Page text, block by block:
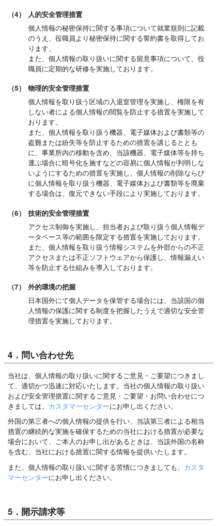
（4）
人的安全管理措置
個人情報の秘密保持に関する事項について就業規則に記載
のうえ、役職員より秘密保持に関する誓約書を取得してお
ります。
また、個人情報の取り扱いに関する留意事項について、役
職員に定期的な研修を実施しております。
（5）
物理的安全管理措置
個人情報を取り扱う区域の入退室管理を実施し、権限を有
しない者による個人情報の閲覧を防止する措置を実施して
おります。
また、個人情報を取り扱う機器、電子媒体および書類等の
盗難または紛失等を防止するための措置を講じるととも
に、事業所内の移動を含め、当該機器、電子媒体等を持ち
運ぶ場合に暗号化を施すなどの容易に個人情報が判明しな
いようにするための措置を実施し、個人情報の削除ならび
に個人情報を取り扱う機器、電子媒体および書類等を廃棄
する場合は、復元できない手段により実施しております。
（6）
技術的安全管理措置
アクセス制御を実施し、担当者および取り扱う個人情報デ
ータベース等の範囲を限定する措置を実施しております。
また、個人情報を取り扱う情報システムを外部からの不正
アクセスまたは不正ソフトウェアから保護し、情報漏えい
等を防止する仕組みを導入しております。
（7）
外的環境の把握
日本国外にて個人データを保管する場合には、当該国の個
人情報の保護に関する制度を把握したうえで適切な安全管
理措置を実施しております。
4．問い合わせ先
当社は、個人情報の取り扱いに関するご意見・ご要望につきまし
て、適切かつ迅速に対応いたします。当社の個人情報の取り扱い
および安全管理措置に関するご意見・ご要望・お問い合わせにつ
きましては、 カスタマーセンターにお申し出ください。
外国の第三者への個人情報の提供を行い、当該第三者による相当
措置の継続的な実施を確保するための当社における措置が必要な
場合において、ご本人のお申し出があるときは、当該外国の名称
を含む、当社における措置に関する情報を提供いたします。
また、個人情報の取り扱いに関する苦情につきましても、 カスタ
マーセンターにお申し出ください。
5．開示請求等